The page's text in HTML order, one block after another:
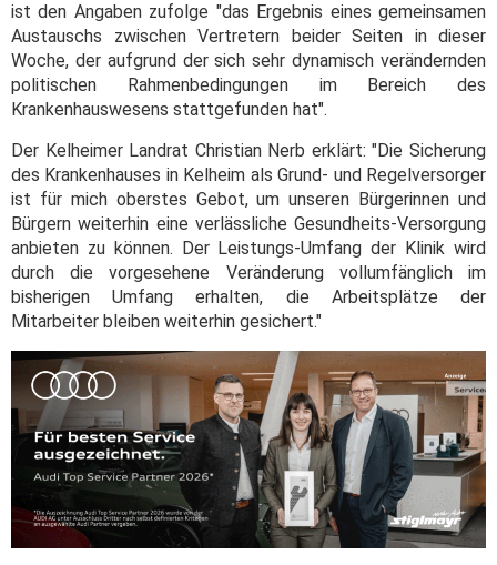
ist den Angaben zufolge "das Ergebnis eines gemeinsamen
Austauschs zwischen Vertretern beider Seiten in dieser
Woche, der aufgrund der sich sehr dynamisch verändernden
politischen Rahmenbedingungen im Bereich des
Krankenhauswesens stattgefunden hat".
Der Kelheimer Landrat Christian Nerb erklärt: "Die Sicherung
des Krankenhauses in Kelheim als Grund- und Regelversorger
ist für mich oberstes Gebot, um unseren Bürgerinnen und
Bürgern weiterhin eine verlässliche Gesundheits-Versorgung
anbieten zu können. Der Leistungs-Umfang der Klinik wird
durch die vorgesehene Veränderung vollumfänglich im
bisherigen Umfang erhalten, die Arbeitsplätze der
Mitarbeiter bleiben weiterhin gesichert."